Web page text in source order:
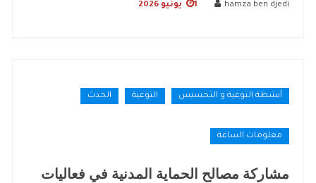
hamza ben djedi 1 يونيو 2026
أنشطة التوعية و التحسيس التوعية الحدث
معلومات الساعة
مشاركة مصالح الحماية المدنية في فعاليات